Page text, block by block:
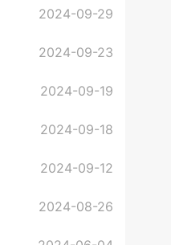
2024-09-29
2024-09-23
2024-09-19
2024-09-18
2024-09-12
2024-08-26